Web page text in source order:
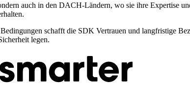
auch in den DACH-Ländern, wo sie ihre Expertise
schafft die SDK Vertrauen und langfristige
legen.